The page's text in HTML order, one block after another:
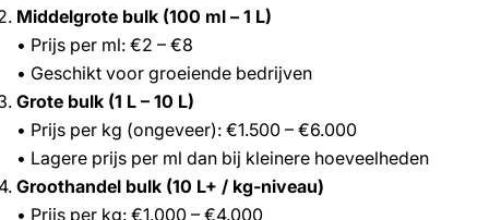
Middelgrote bulk (100 ml – 1 L)
• Prijs per ml: €2 – €8
• Geschikt voor groeiende bedrijven
Grote bulk (1 L – 10 L)
• Prijs per kg (ongeveer): €1.500 – €6.000
• Lagere prijs per ml dan bij kleinere hoeveelheden
Groothandel bulk (10 L+ / kg-niveau)
• Prijs per kg: €1.000 – €4.000